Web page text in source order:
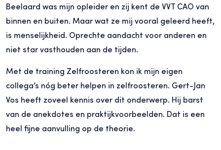
Beelaard was mijn opleider en zij kent de VVT CAO van
binnen en buiten. Maar wat ze mij vooral geleerd heeft,
is menselijkheid. Oprechte aandacht voor anderen en
niet star vasthouden aan de tijden.
Met de training Zelfroosteren kon ik mijn eigen
collega’s nóg beter helpen in zelfroosteren. Gert-Jan
Vos heeft zoveel kennis over dit onderwerp. Hij barst
van de anekdotes en praktijkvoorbeelden. Dat is een
heel fijne aanvulling op de theorie.